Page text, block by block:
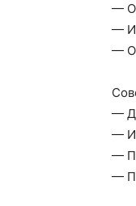
—
—
—
—
—
—
—